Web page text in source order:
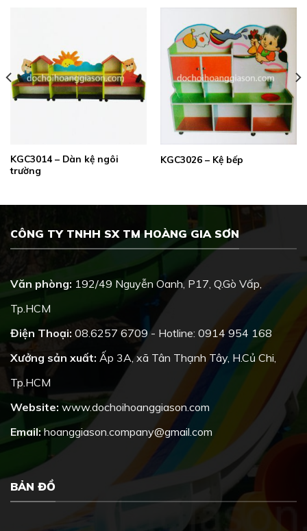
KGC3014 – Dàn kệ ngôi
trường
KGC3026 – Kệ bếp
CÔNG TY TNHH SX TM HOÀNG GIA SƠN
Văn phòng: 192/49 Nguyễn Oanh, P17, Q.Gò Vấp,
Tp.HCM
Điện Thoại: 08.6257 6709 - Hotline: 0914 954 168
Xưởng sản xuất: Ấp 3A, xã Tân Thạnh Tây, H.Củ Chi,
Tp.HCM
Website: www.dochoihoanggiason.com
Email:hoanggiason.company@gmail.com
BẢN ĐỒ